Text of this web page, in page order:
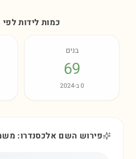
כמות לידות
בנים
69
0ב-2024
פירוש השם אלכסנדרו: